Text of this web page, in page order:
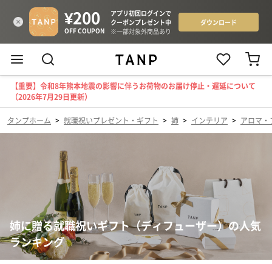
【重要】令和8年熊本地震の影響に伴うお荷物のお届け停止・遅延について
（2026年7月29日更新）
タンプホーム > 就職祝いプレゼント・ギフト > 姉 > インテリア > アロマ
姉に贈る就職祝いギフト（ディフューザー）の人気
ランキング